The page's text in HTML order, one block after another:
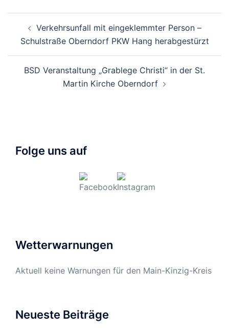
Verkehrsunfall mit eingeklemmter Person –
Schulstraße Oberndorf PKW Hang herabgestürzt
BSD Veranstaltung „Grablege Christi“ in der St.
Martin Kirche Oberndorf
Folge uns auf
Wetterwarnungen
Aktuell keine Warnungen für den Main-Kinzig-Kreis
Neueste Beiträge